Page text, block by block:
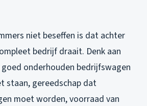
niet beseffen is dat achter
bedrijf draait. Denk aan
onderhouden bedrijfswagen
staan, gereedschap dat
moet worden, voorraad van